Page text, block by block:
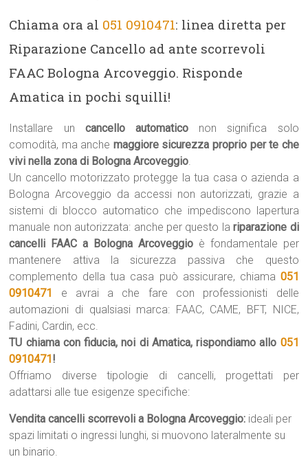
Chiama ora al 051 0910471: linea diretta per
Riparazione Cancello ad ante scorrevoli
FAAC Bologna Arcoveggio. Risponde
Amatica in pochi squilli!
Installare un cancello automatico non significa solo
comodità, ma anche maggiore sicurezza proprio per te che
vivi nella zona di Bologna Arcoveggio.
Un cancello motorizzato protegge la tua casa o azienda a
Bologna Arcoveggio da accessi non autorizzati, grazie a
sistemi di blocco automatico che impediscono lapertura
manuale non autorizzata: anche per questo lariparazione di
cancelli FAAC a Bologna Arcoveggioè fondamentale per
mantenere attiva la sicurezza passiva che questo
complemento della tua casa può assicurare, chiama 051
0910471
e avrai a che fare con professionisti delle
automazioni di qualsiasi marca: FAAC, CAME, BFT, NICE,
Fadini, Cardin, ecc.
TU chiama con fiducia, noi di Amatica, rispondiamo allo 051
0910471!
Offriamo diverse tipologie di cancelli, progettati per
adattarsi alle tue esigenze specifiche:
Vendita cancelli scorrevoli a Bologna Arcoveggio: ideali per
spazi limitati o ingressi lunghi, si muovono lateralmente su
un binario.